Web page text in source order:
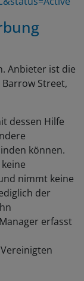
Anbieter ist die
Street,
dessen Hilfe
können.
nimmt keine
der
erfasst